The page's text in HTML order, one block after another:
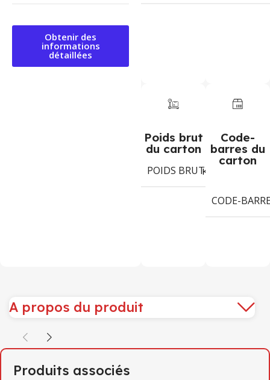
Obtenir des
informations
détaillées
Poids brut
du carton
POIDS BRUT DU CARTON
Kg
Code-
barres du
carton
CODE-
A propos du produit
Produits associés